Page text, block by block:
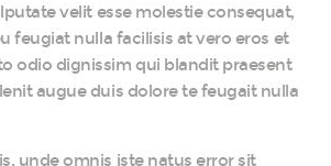
velit esse molestie consequat,
feugiat nulla facilisis at vero eros et
odio dignissim qui blandit praesent
augue duis dolore te feugait nulla
unde omnis iste natus error sit